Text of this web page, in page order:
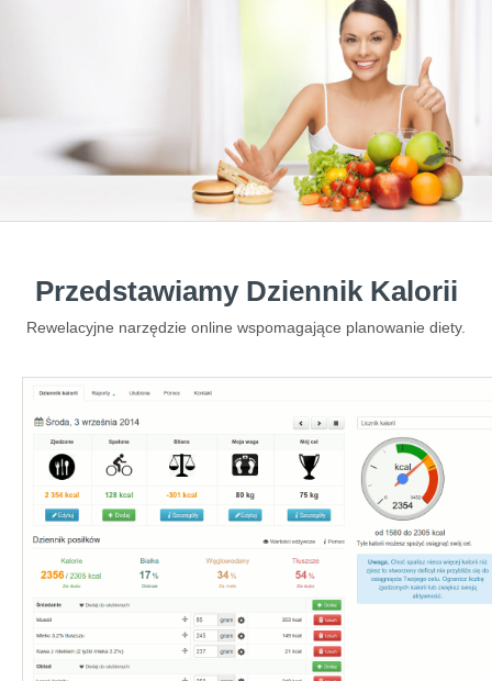
Przedstawiamy Dziennik Kalorii
Rewelacyjne narzędzie online wspomagające planowanie diety.